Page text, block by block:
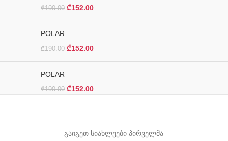
₾190.00 ₾152.00
POLAR
₾190.00 ₾152.00
POLAR
₾190.00 ₾152.00
გაიგეთ სიახლეები პირველმა